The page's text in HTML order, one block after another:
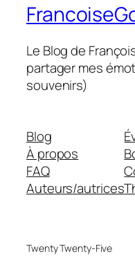
Le Blog de
partager mes
souvenirs)
Blog
À propos
FAQ
Auteurs/autrices
Twenty Twenty-Five